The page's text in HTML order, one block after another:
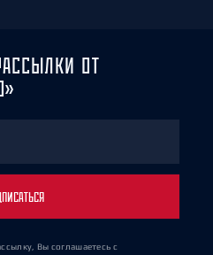
ОТ
Вы соглашаетесь с